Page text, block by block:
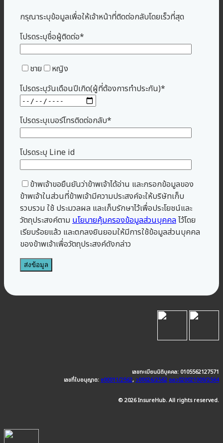
กรุณาระบุข้อมูลเพื่อให้เจ้าหน้าที่ติดต่อกลับโดยเร็วที่สุด
โปรดระบุชื่อผู้ติดต่อ*
ชาย
หญิง
โปรดระบุวันเดือนปีเกิด(ผู้ที่ต้องการทำประกัน)*
โปรดระบุเบอร์โทรติดต่อกลับ*
โปรดระบุ Line id
ข้าพเจ้าขอยืนยันว่าข้าพเจ้าได้อ่าน และกรอกข้อมูลของ
ข้าพเจ้าในส่วนที่ข้าพเจ้ามีความประสงค์จะให้บริษัทเก็บ
รวบรวม ใช้ ประมวลผล และเก็บรักษาไว้เพื่อประโยชน์และ
วัตถุประสงค์ตาม นโยบายคุ้มครองข้อมูลส่วนบุคคลไว้โดย
เรียบร้อยแล้ว และตกลงยินยอมให้มีการใช้ข้อมูลส่วนบุคคล
ของข้าพเจ้าเพื่อวัตถุประสงค์ดังกล่าว
เลขทะเบียนนิติบุคคล: 0105562127571
เลขที่ใบอนุญาต: ช00011/2562,ว00026/2562 อลว020021000/2564
© 2026 InsureHub. All rights reserved.